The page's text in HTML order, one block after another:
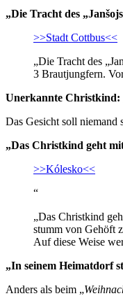
„Die Tracht des
>>Stadt Cottbus<<
„Die Tracht des
3 Brautjungfern.
Unerkannte Christkind:
Das Gesicht soll niemand
„Das Christkind geht
>>Kólesko<<
“
„Das Christkind
stumm von Gehöft
Auf diese Weise
„In seinem Heimatdorf
Anders als beim „